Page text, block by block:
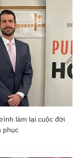
làm lại cuộc đời
phục